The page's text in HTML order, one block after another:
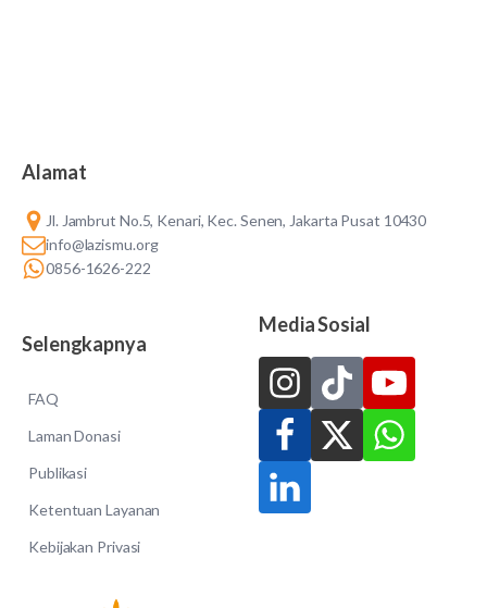
Alamat
Jl. Jambrut No.5, Kenari, Kec. Senen, Jakarta Pusat 10430
info@lazismu.org
0856-1626-222
Selengkapnya
FAQ
Laman Donasi
Publikasi
Ketentuan Layanan
Kebijakan Privasi
Media Sosial